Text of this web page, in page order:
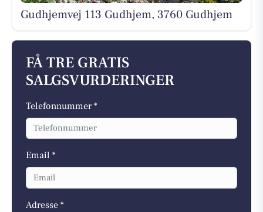
Gudhjemvej 113 Gudhjem, 3760 Gudhjem
FÅ TRE GRATIS
SALGSVURDERINGER
Telefonnummer *
Email *
Adresse *